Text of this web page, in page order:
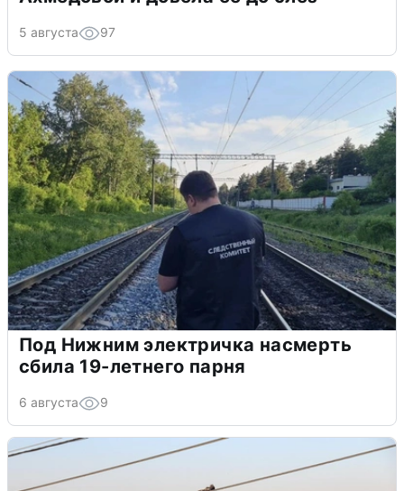
5 августа 97
Под Нижним электричка насмерть
сбила 19-летнего парня
6 августа 9